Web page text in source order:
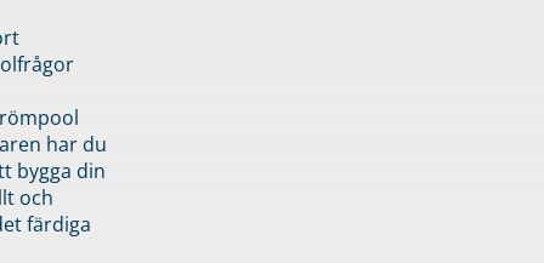
har du
bygga din
och
färdiga